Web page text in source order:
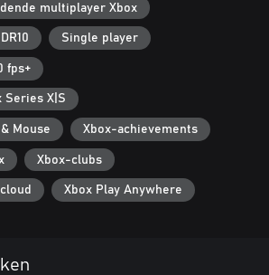
multiplayer Xbox
Single player
fps+
Series X|S
Mouse Xbox-achievements
Xbox-clubs
Xbox Play Anywhere